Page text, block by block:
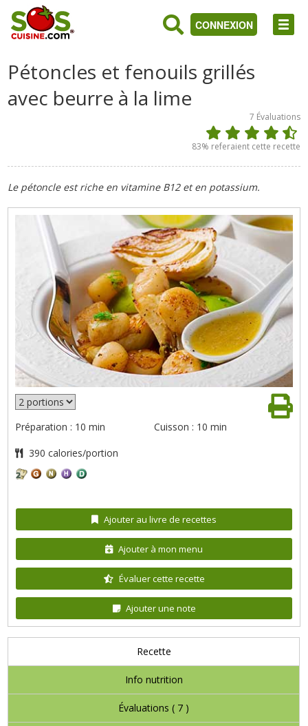
CONNEXION
Pétoncles et fenouils grillés
avec beurre à la lime
7 Évaluations
83% referaient cette recette
Le pétoncle est riche en vitamine B12 et en potassium.
Préparation : 10 min Cuisson : 10 min
390 calories/portion
Ajouter au livre de recettes
Ajouter à mon menu
Évaluer cette recette
Ajouter une note
Recette
Info nutrition
Évaluations ( 7 )